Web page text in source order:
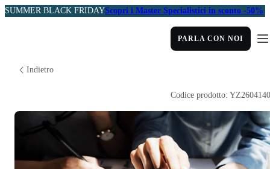
SUMMER BLACK FRIDAYScopri i Master Specialistici in sconto -50%
PARLA CON NOI
Indietro
Codice prodotto: